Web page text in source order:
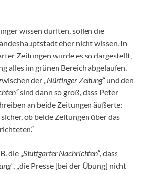
wissen durften, sollen die
eher nicht wissen. In
Zeitungen wurde es so dargestellt,
alles im grünen Bereich abgelaufen.
der „Nürtinger Zeitung“und den
sind dann so groß, dass Peter
an beide Zeitungen äußerte:
ob beide Zeitungen über das
die „Stuttgarter Nachrichten“, dass
, „die Presse [bei der Übung] nicht